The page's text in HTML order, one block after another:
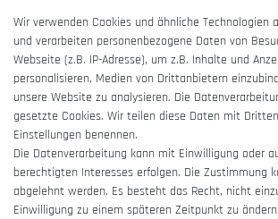
AGB
Impressum
Barrierefreiheitserklärung
Vertrag widerrufen
Wir verwenden Cookies und ähnliche Technologien
und verarbeiten personenbezogene Daten von
Webseite (z.B. IP-Adresse), um z.B. Inhalte und
personalisieren, Medien von Drittanbietern
unsere Website zu analysieren. Die
gesetzte Cookies. Wir teilen diese Daten mit
Einstellungen benennen.
Die Datenverarbeitung kann mit Einwilligung oder
berechtigten Interesses erfolgen. Die Zustimmung
abgelehnt werden. Es besteht das Recht, nicht
Einwilligung zu einem späteren Zeitpunkt zu